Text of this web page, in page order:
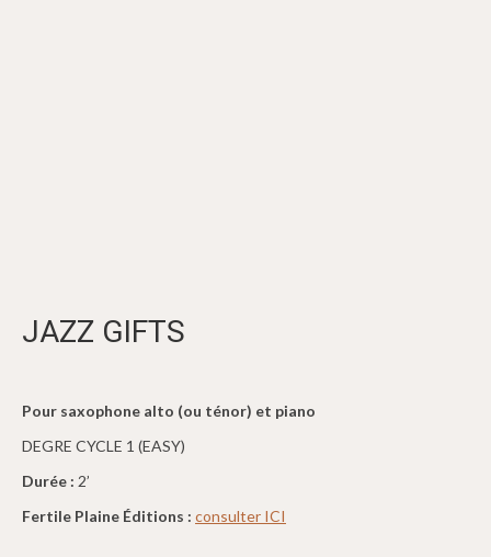
JAZZ GIFTS
Pour saxophone alto (ou ténor) et piano
DEGRE CYCLE 1 (EASY)
Durée : 2’
Fertile Plaine Éditions : consulter ICI